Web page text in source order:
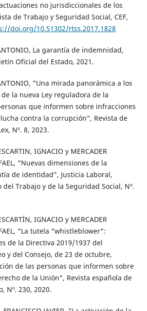
no jurisdiccionales de los
de Trabajo y Seguridad Social, CEF,
doi.org/10.51302/rtss.2017.1828
La garantía de indemnidad,
Oficial del Estado, 2021.
"Una mirada panorámica a los
la nueva Ley reguladora de la
que informen sobre infracciones
contra la corrupción", Revista de
Nº. 8, 2023.
IGNACIO y MERCADER
"Nuevas dimensiones de la
de identidad", Justicia Laboral,
del Trabajo y de la Seguridad Social, Nº.
IGNACIO y MERCADER
"La tutela "whistleblower":
de la Directiva 2019/1937 del
y del Consejo, de 23 de octubre,
de las personas que informen sobre
de la Unión", Revista española de
Nº. 230, 2020.